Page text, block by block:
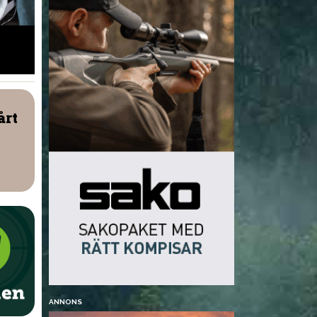
Grönkålssoppa med
frikadeller
Älg i papper
ANNONS